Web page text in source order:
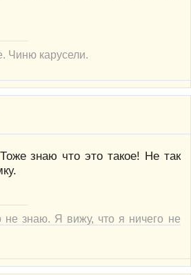
Чиню карусели.
знаю что это такое! Не так
не знаю. Я вижу, что я ничего не